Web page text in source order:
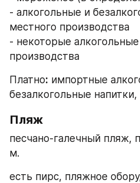
- алкогольные и
местного производства
- некоторые
производства
Платно: импортные
безалкогольные
Пляж
песчано-галечный пляж,
м.
есть пирс, пляжное